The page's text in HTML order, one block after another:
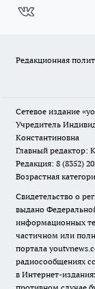
Редакционная
Сетевое издание
Учредитель
Константиновна
Главный редактор:
Редакция: 8 (8352)
Возрастная
Свидетельство о
выдано
информационных
частичном или
портала
радиосообщениях
в Интернет-